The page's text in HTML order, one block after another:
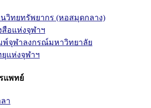
วิทยทรัพยากร (หอสมุดกลาง)
อแห่งจุฬาฯ
พ์จุฬาลงกรณ์มหาวิทยาลัย
แห่งจุฬาฯ
แพทย์
า